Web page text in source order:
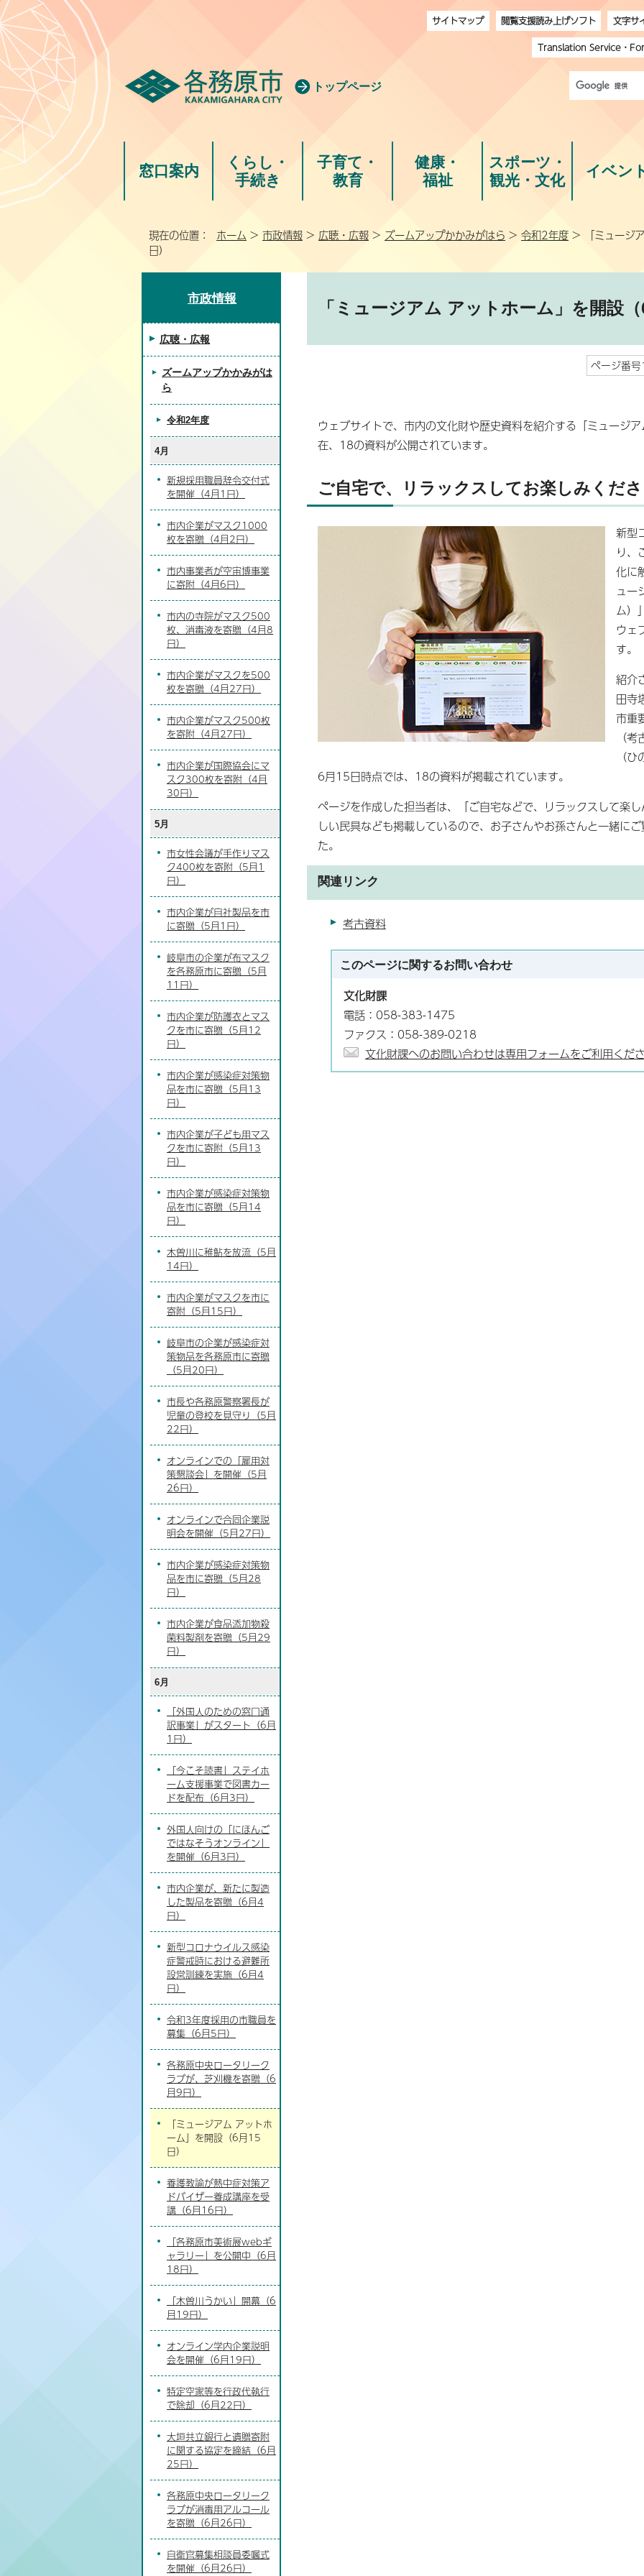
トップページ
サイトマップ 閲覧支援読み上げソフト
文字サ
Translation Service・
窓口案内
くらし・
手続き
子育て・
教育
健康・
福祉
スポーツ・
観光・文化
イベン
現在の位置： ホーム > 市政情報 > 広聴・広報 > ズームアップかかみがはら > 令和2年度 > 「ミュージ
日）
「ミュージアム アットホーム」を開設
ページ番
ウェブサイトで、市内の文化財や歴史資料を紹介する「ミュージ
在、18の資料が公開されています。
ご自宅で、リラックスしてお楽しみくだ
新型
り、
化に
ュー
ム）
ウェ
す。
紹介
田寺
市重
（
（
6月15日時点では、18の資料が掲載されています。
ページを作成した担当者は、「ご自宅などで、リラックスして楽
しい民具なども掲載しているので、お子さんやお孫さんと一緒に
た。
関連リンク
考古資料
このページに関するお問い合わせ
文化財課
電話：058-383-1475
ファクス：058-389-0218
文化財課へのお問い合わせは専用フォームをご利用くだ
市政情報
広聴・広報
ズームアップかかみがは
ら
令和2年度
4月
新規採用職員辞令交付式
を開催（4月1日）
市内企業がマスク1000
枚を寄贈（4月2日）
市内事業者が空宙博事業
に寄附（4月6日）
市内の寺院がマスク500
枚、消毒液を寄贈（4月8
日）
市内企業がマスクを500
枚を寄贈（4月27日）
市内企業がマスク500枚
を寄附（4月27日）
市内企業が国際協会にマ
スク300枚を寄附（4月
30日）
5月
市女性会議が手作りマス
ク400枚を寄附（5月1
日）
市内企業が自社製品を市
に寄贈（5月1日）
岐阜市の企業が布マスク
を各務原市に寄贈（5月
11日）
市内企業が防護衣とマス
クを市に寄贈（5月12
日）
市内企業が感染症対策物
品を市に寄贈（5月13
日）
市内企業が子ども用マス
クを市に寄附（5月13
日）
市内企業が感染症対策物
品を市に寄贈（5月14
日）
木曽川に稚鮎を放流（5月
14日）
市内企業がマスクを市に
寄附（5月15日）
岐阜市の企業が感染症対
策物品を各務原市に寄贈
（5月20日）
市長や各務原警察署長が
児童の登校を見守り（5月
22日）
オンラインでの「雇用対
策懇談会」を開催（5月
26日）
オンラインで合同企業説
明会を開催（5月27日）
市内企業が感染症対策物
品を市に寄贈（5月28
日）
市内企業が食品添加物殺
菌料製剤を寄贈（5月29
日）
6月
「外国人のための窓口通
訳事業」がスタート（6月
1日）
「今こそ読書」ステイホ
ーム支援事業で図書カー
ドを配布（6月3日）
外国人向けの「にほんご
ではなそうオンライン」
を開催（6月3日）
市内企業が、新たに製造
した製品を寄贈（6月4
日）
新型コロナウイルス感染
症警戒時における避難所
設営訓練を実施（6月4
日）
令和3年度採用の市職員を
募集（6月5日）
各務原中央ロータリーク
ラブが、芝刈機を寄贈（6
月9日）
「ミュージアム アットホ
ーム」を開設（6月15
日）
養護教諭が熱中症対策ア
ドバイザー養成講座を受
講（6月16日）
「各務原市美術展webギ
ャラリー」を公開中（6月
18日）
「木曽川うかい」開幕（6
月19日）
オンライン学内企業説明
会を開催（6月19日）
特定空家等を行政代執行
で除却（6月22日）
大垣共立銀行と遺贈寄附
に関する協定を締結（6月
25日）
各務原中央ロータリーク
ラブが消毒用アルコール
を寄贈（6月26日）
自衛官募集相談員委嘱式
を開催（6月26日）